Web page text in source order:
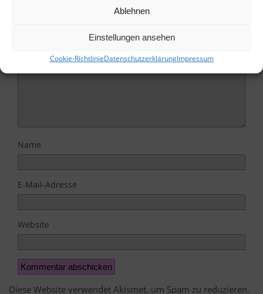
Ablehnen
Einstellungen ansehen
Cookie-RichtlinieDatenschutzerklärungImpressum
Erforderliche Felder sind mit*markiert
Name
E-Mail-Adresse
Website
Diese Website verwendet Akismet, um Spam zu reduzieren.